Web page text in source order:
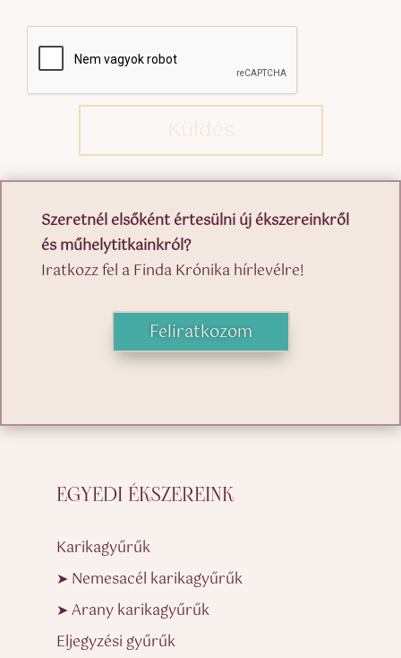
Szeretnél elsőként értesülni új ékszereinkről
és műhelytitkainkról?
Iratkozz fel a Finda Krónika hírlevélre!
Feliratkozom
EGYEDI ÉKSZEREINK
Karikagyűrűk
➤ Nemesacél karikagyűrűk
➤ Arany karikagyűrűk
Eljegyzési gyűrűk